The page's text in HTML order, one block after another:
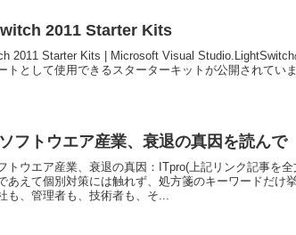
2011 Starter Kits
2011 Starter Kits | Microsoft Visual
トとして使用できるスターターキットが公開されてい
フトウエア産業、衰退の真因を読んで
トウエア産業、衰退の真因：ITpro(上記リンク記事を
あえて個別対策には触れず、処方箋のキーワードだけ
も、管理者も、技術者も、そ...